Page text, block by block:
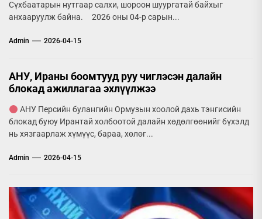
Сүхбаатарын нутгаар салхи, шороон шуургатай байхыг
анхааруулж байна. 2026 оны 04-р сарын...
Admin 2026-04-15
АНУ, Ираны боомтууд руу чиглэсэн далайн
блокад ажиллагаа эхлүүлжээ
АНУ Персийн булангийн Ормузын хоолой дахь тэнгисийн
блокад буюу Ирантай холбоотой далайн хөдөлгөөнийг бүхэлд
нь хязгаарлаж хүмүүс, бараа, хөлөг...
Admin 2026-04-15